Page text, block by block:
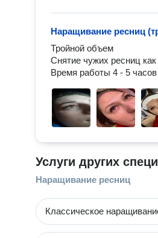
Наращивание ресниц
Тройной объем
Снятие чужих ресниц как
Время работы 4 - 5 часов
Услуги других
Наращивание ресниц
Классическое